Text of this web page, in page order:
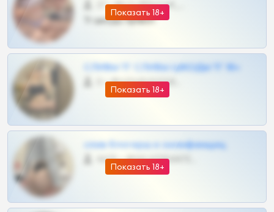
Показать 18+
27 •
Тг шкоды приват
Показать 18+
СЛИВЫ ТГ СЛИВЫ ШКОДЫ ТГ 18+
0 •
Показать 18+
слив блогерш и онлифанщиц
4675 •